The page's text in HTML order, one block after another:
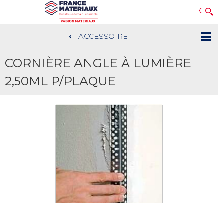
au
contenu
ACCESSOIRE
CORNIÈRE ANGLE À LUMIÈRE
2,50ML P/PLAQUE